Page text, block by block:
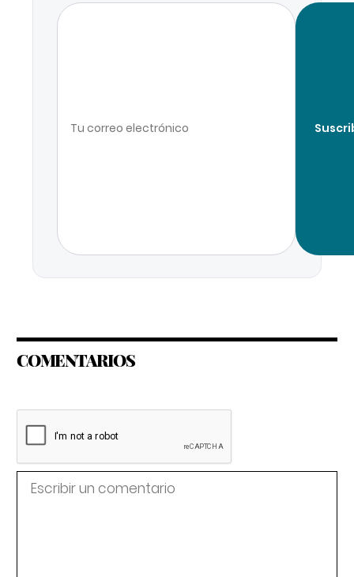
COMENTARIOS